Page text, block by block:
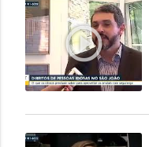
play_circle_outline